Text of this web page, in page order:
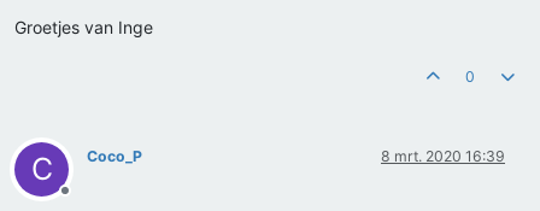
Groetjes van Inge
0
C
Offline
Coco_P 8 mrt. 2020 16:39